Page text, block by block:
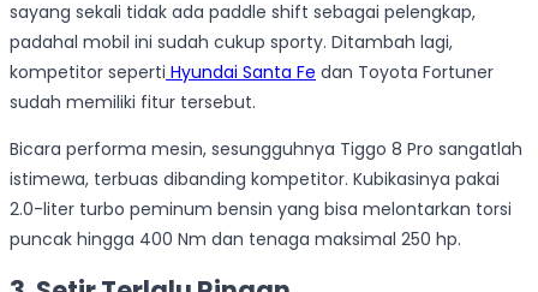
sayang sekali tidak ada paddle shift sebagai pelengkap,
padahal mobil ini sudah cukup sporty. Ditambah lagi,
kompetitor seperti Hyundai Santa Fe dan Toyota Fortuner
sudah memiliki fitur tersebut.
Bicara performa mesin, sesungguhnya Tiggo 8 Pro sangatlah
istimewa, terbuas dibanding kompetitor. Kubikasinya pakai
2.0-liter turbo peminum bensin yang bisa melontarkan torsi
puncak hingga 400 Nm dan tenaga maksimal 250 hp.